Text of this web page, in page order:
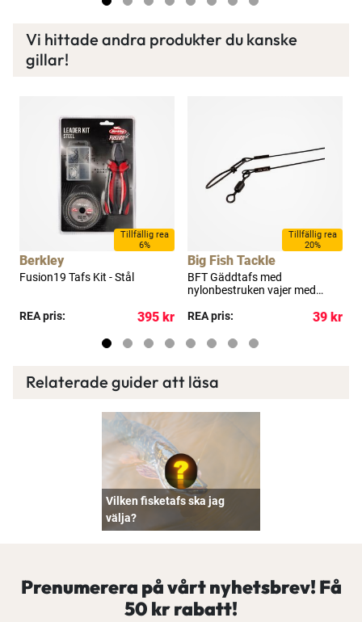
Läs mer här
Vi hittade andra produkter du kanske
gillar!
Tillfällig rea
6%
Berkley
Fusion19 Tafs Kit - Stål
REA pris: 395 kr
Tillfällig rea
20%
Big Fish Tackle
BFT Gäddtafs med
nylonbestruken vajer med
lekande svart 2-pack
REA pris: 39 kr
Relaterade guider att läsa
Vilken fisketafs ska jag
välja?
Prenumerera på vårt nyhetsbrev! Få
50 kr rabatt!